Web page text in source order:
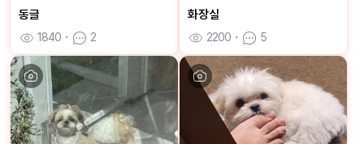
동글
1840 ㆍ 2
화장실
2200 ㆍ 5